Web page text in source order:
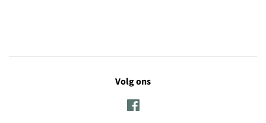
Volg ons